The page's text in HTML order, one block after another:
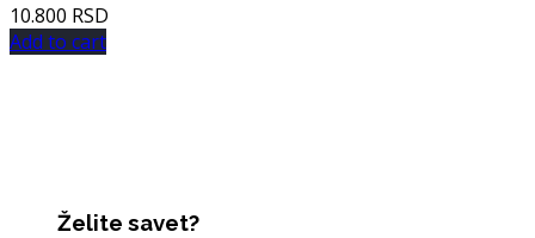
10.800 RSD
Add to cart
Želite savet?